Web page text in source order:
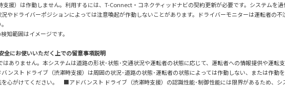
援）は作動しません。利用するには、T-Connect・コネクティッドナビの契約更新が必要です。システムを過
ドライバーポジションによっては注意喚起が作動しないことがあります。ドライバーモニターは運転者の
範囲はイメージです。
にお使いいただく上での留意事項説明
ありません。本システムは道路の形状･状態･交通状況や運転者の状態に応じて、運転者への情報提供や運転
スト ドライブ（渋滞時支援）は周囲の状況･道路の状態･運転者の状態によっては作動しない、または作動
心がけてください。 ■アドバンスト ドライブ（渋滞時支援）の認識性能･制御性能には限界があるため、シ